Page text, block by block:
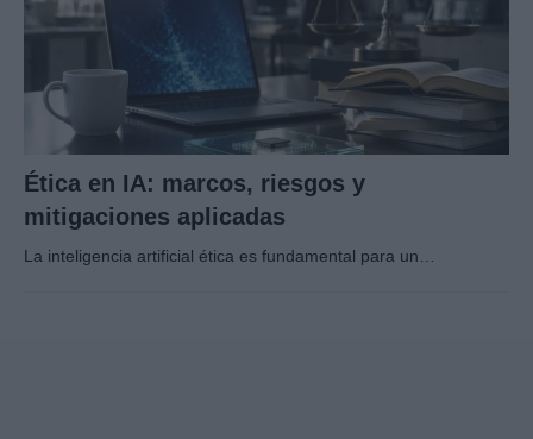
Ética en IA: marcos, riesgos y
mitigaciones aplicadas
La inteligencia artificial ética es fundamental para un…